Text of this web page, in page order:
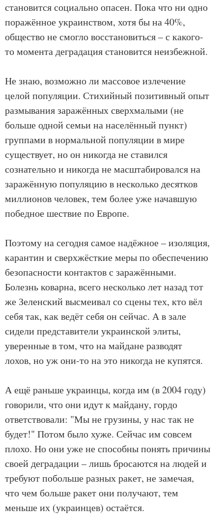
становится социально опасен. Пока что ни одно
поражённое украинством, хотя бы на 40%,
общество не смогло восстановиться – с какого-
то момента деградация становится неизбежной.
Не знаю, возможно ли массовое излечение
целой популяции. Стихийный позитивный опыт
размывания заражённых сверхмалыми (не
больше одной семьи на населённый пункт)
группами в нормальной популяции в мире
существует, но он никогда не ставился
сознательно и никогда не масштабировался на
заражённую популяцию в несколько десятков
миллионов человек, тем более уже начавшую
победное шествие по Европе.
Поэтому на сегодня самое надёжное – изоляция,
карантин и сверхжёсткие меры по обеспечению
безопасности контактов с заражёнными.
Болезнь коварна, всего несколько лет назад тот
же Зеленский высмеивал со сцены тех, кто вёл
себя так, как ведёт себя он сейчас. А в зале
сидели представители украинской элиты,
уверенные в том, что на майдане разводят
лохов, но уж они-то на это никогда не купятся.
А ещё раньше украинцы, когда им (в 2004 году)
говорили, что они идут к майдану, гордо
ответствовали: "Мы не грузины, у нас так не
будет!" Потом было хуже. Сейчас им совсем
плохо. Но они уже не способны понять причины
своей деградации – лишь бросаются на людей и
требуют побольше разных ракет, не замечая,
что чем больше ракет они получают, тем
меньше их (украинцев) остаётся.